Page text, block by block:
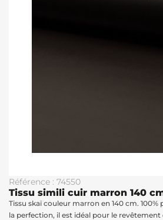
Référence : 74550
Tissu simili cuir marron 140
Tissu skaï couleur marron en 140 cm.
la perfection, il est idéal pour le revêtement